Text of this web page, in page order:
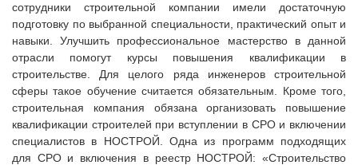
сотрудники строительной компании имели достаточную
подготовку по выбранной специальности, практический опыт и
навыки. Улучшить профессиональное мастерство в данной
отрасли помогут курсы повышения квалификации в
строительстве. Для целого ряда инженеров строительной
сферы такое обучение считается обязательным. Кроме того,
строительная компания обязана организовать повышение
квалификации строителей при вступлении в СРО и включении
специалистов в НОСТРОЙ. Одна из программ подходящих
для СРО и включения в реестр НОСТРОЙ: «Строительство